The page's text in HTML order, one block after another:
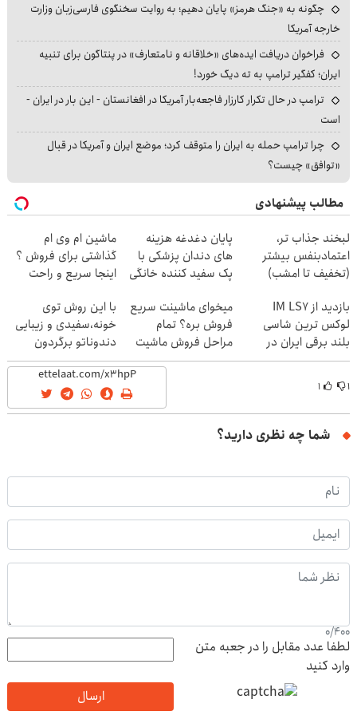
چگونه به «جنگ هرمز» پایان دهیم؛ به روایت سخنگوی فارسی‌زبان وزارت
خارجه آمریکا
فراخوان دریافت ایده‌های «خلاقانه و نامتعارف» در پنتاگون برای تنبیه
ایران؛ کفگیر ترامپ به ته دیگ خورد!
ترامپ در حال تکرار کارزار فاجعه‌بار آمریکا در افغانستان - این بار در ایران -
است
چرا ترامپ حمله به ایران را متوقف کرد؛ موضع ایران و آمریکا در قبال
«توافق» چیست؟
مطالب پیشنهادی
لبخند جذاب تر،
اعتمادبنفس بیشتر
(تخفیف تا امشب)
پایان دغدغه هزینه
های دندان پزشکی با
پک سفید کننده خانگی
ماشین ام وی ام
گذاشتی برای فروش ؟
اینجا سریع و راحت
بازدید از IM LS7
لوکس ترین شاسی
بلند برقی ایران در
باشگاه انقلاب
میخوای ماشینت سریع
فروش بره؟ تمام
مراحل فروش ماشیت
رو به ما بسپر
با این روش توی
خونه،سفیدی و زیبایی
دندوناتو برگردون
(40%off)
۱ ۱
شما چه نظری دارید؟
0/400
لطفا عدد مقابل را در جعبه متن
وارد کنید
ارسال